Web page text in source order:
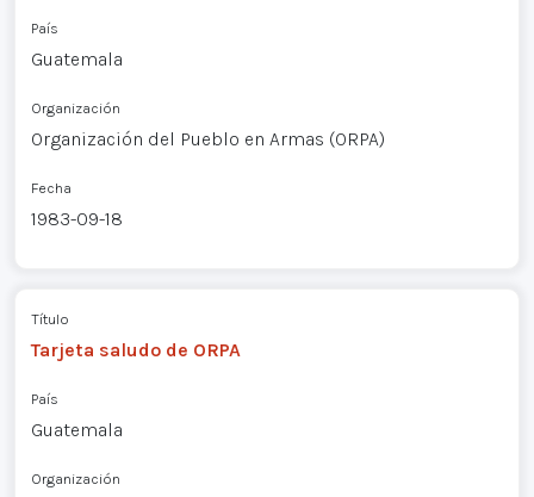
País
Guatemala
Organización
Organización del Pueblo en Armas (ORPA)
Fecha
1983-09-18
Título
Tarjeta saludo de ORPA
País
Guatemala
Organización